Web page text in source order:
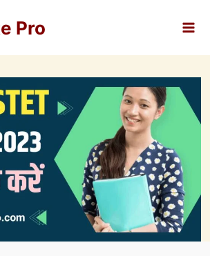
Pro